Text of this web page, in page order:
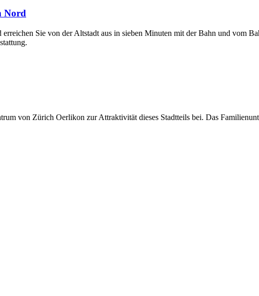
Nord
Sie von der Altstadt aus in sieben Minuten mit der Bahn und vom
von Zürich Oerlikon zur Attraktivität dieses Stadtteils bei. Das